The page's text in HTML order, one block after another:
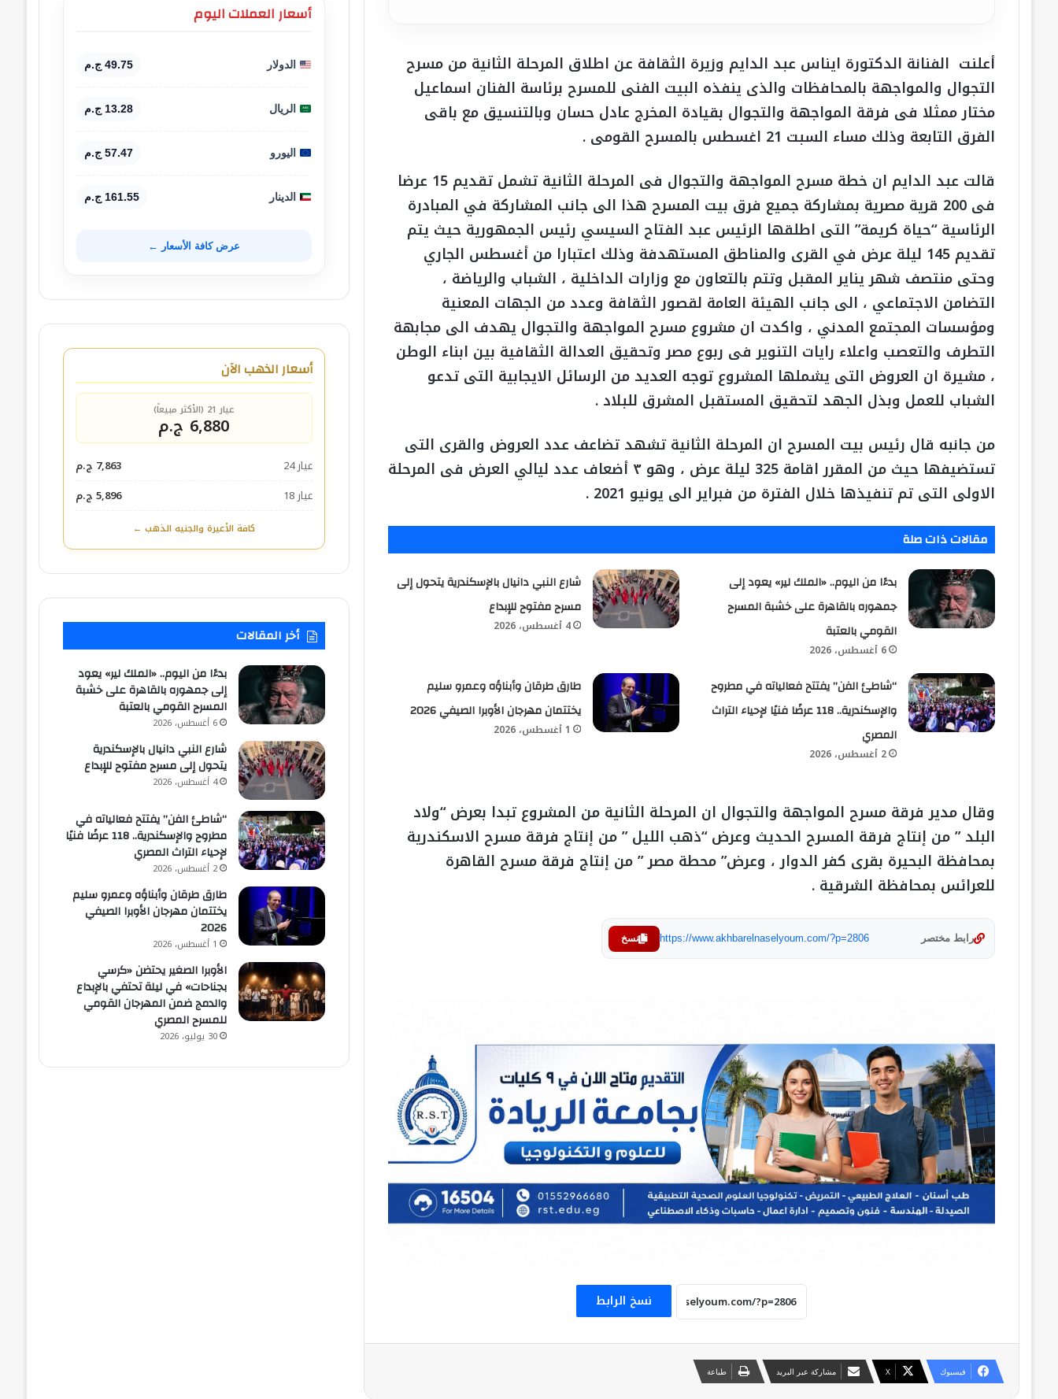
أعلنت الفنانة الدكتورة ايناس عبد الدايم وزيرة الثقافة عن اطلاق المرحلة الثانية من مسرح
التجوال والمواجهة بالمحافظات والذى ينفذه البيت الفنى للمسرح برئاسة الفنان اسماعيل
مختار ممثلا فى فرقة المواجهة والتجوال بقيادة المخرج عادل حسان وبالتنسيق مع باقى
الفرق التابعة وذلك مساء السبت 21 اغسطس بالمسرح القومى .
قالت عبد الدايم ان خطة مسرح المواجهة والتجوال فى المرحلة الثانية تشمل تقديم 15 عرضا
فى 200 قرية مصرية بمشاركة جميع فرق بيت المسرح هذا الى جانب المشاركة في المبادرة
الرئاسية “حياة كريمة” التى اطلقها الرئيس عبد الفتاح السيسي رئيس الجمهورية حيث يتم
تقديم 145 ليلة عرض في القرى والمناطق المستهدفة وذلك اعتبارا من أغسطس الجاري
وحتى منتصف شهر يناير المقبل وتتم بالتعاون مع وزارات الداخلية ، الشباب والرياضة ،
التضامن الاجتماعي ، الى جانب الهيئة العامة لقصور الثقافة وعدد من الجهات المعنية
ومؤسسات المجتمع المدني ، واكدت ان مشروع مسرح المواجهة والتجوال يهدف الى مجابهة
التطرف والتعصب واعلاء رايات التنوير فى ربوع مصر وتحقيق العدالة الثقافية بين ابناء الوطن
، مشيرة ان العروض التى يشملها المشروع توجه العديد من الرسائل الايجابية التى تدعو
الشباب للعمل وبذل الجهد لتحقيق المستقبل المشرق للبلاد .
من جانبه قال رئيس بيت المسرح ان المرحلة الثانية تشهد تضاعف عدد العروض والقرى التى
تستضيفها حيث من المقرر اقامة 325 ليلة عرض ، وهو ٣ أضعاف عدد ليالي العرض فى المرحلة
الاولى التى تم تنفيذها خلال الفترة من فبراير الى يونيو 2021 .
مقالات ذات صلة
بدءًا من اليوم.. «الملك لير» يعود إلى
جمهوره بالقاهرة على خشبة المسرح
القومي بالعتبة
6 أغسطس، 2026
شارع النبي دانيال بالإسكندرية يتحول إلى
مسرح مفتوح للإبداع
4 أغسطس، 2026
“شاطئ الفن” يفتتح فعالياته في مطروح
والإسكندرية.. 118 عرضًا فنيًا لإحياء التراث
المصري
2 أغسطس، 2026
طارق طرقان وأبناؤه وعمرو سليم
يختتمان مهرجان الأوبرا الصيفي 2026
1 أغسطس، 2026
وقال مدير فرقة مسرح المواجهة والتجوال ان المرحلة الثانية من المشروع تبدا بعرض “ولاد
البلد ” من إنتاج فرقة المسرح الحديث وعرض “ذهب الليل ” من إنتاج فرقة مسرح الاسكندرية
بمحافظة البحيرة بقرى كفر الدوار ، وعرض” محطة مصر ” من إنتاج فرقة مسرح القاهرة
للعرائس بمحافظة الشرقية .
رابط مختصر https://www.akhbarelnaselyoum.com/?p=2806 نسخ
نسخ الرابط
فيسبوك ‫X مشاركة عبر البريد طباعة
غداً إفتتاح الدورة الرابعة لملتقي السمسمية
بقصر ثقافة الإسماعيلية وتكريم منسي وعيد
والجمل .. والراحلون ميدا وغزالي والوزيري
مصطفى إسماعيل يواصل مفاجآت صيف 2026
مع بسمة عطا بأغنيتي «يا ويلتي» و«هنغني»
وسط أجواء إحتفالية لفيام ” خلي بالك من
أسعار العملات اليوم
الدولار 49.75 ج.م
الريال 13.28 ج.م
اليورو 57.47 ج.م
الدينار 161.55 ج.م
عرض كافة الأسعار ←
أسعار الذهب الآن
عيار 21 (الأكثر مبيعاً)
6,880 ج.م
عيار 24
7,863 ج.م
عيار 18
5,896 ج.م
كافة الأعيرة والجنيه الذهب ←
أخر المقالات
بدءًا من اليوم.. «الملك لير» يعود
إلى جمهوره بالقاهرة على خشبة
المسرح القومي بالعتبة
6 أغسطس، 2026
شارع النبي دانيال بالإسكندرية
يتحول إلى مسرح مفتوح للإبداع
4 أغسطس، 2026
“شاطئ الفن” يفتتح فعالياته في
مطروح والإسكندرية.. 118 عرضًا فنيًا
لإحياء التراث المصري
2 أغسطس، 2026
طارق طرقان وأبناؤه وعمرو سليم
يختتمان مهرجان الأوبرا الصيفي
2026
1 أغسطس، 2026
الأوبرا الصغير يحتضن «كرسي
بجناحات» في ليلة تحتفي بالإبداع
والدمج ضمن المهرجان القومي
للمسرح المصري
30 يوليو، 2026